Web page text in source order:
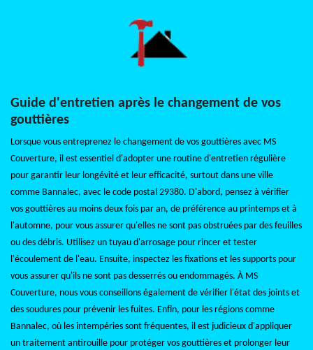
Guide d'entretien après le changement de vos
gouttières
Lorsque vous entreprenez le changement de vos gouttières avec MS
Couverture, il est essentiel d'adopter une routine d'entretien régulière
pour garantir leur longévité et leur efficacité, surtout dans une ville
comme Bannalec, avec le code postal 29380. D'abord, pensez à vérifier
vos gouttières au moins deux fois par an, de préférence au printemps et à
l'automne, pour vous assurer qu'elles ne sont pas obstruées par des feuilles
ou des débris. Utilisez un tuyau d'arrosage pour rincer et tester
l'écoulement de l'eau. Ensuite, inspectez les fixations et les supports pour
vous assurer qu'ils ne sont pas desserrés ou endommagés. À MS
Couverture, nous vous conseillons également de vérifier l'état des joints et
des soudures pour prévenir les fuites. Enfin, pour les régions comme
Bannalec, où les intempéries sont fréquentes, il est judicieux d'appliquer
un traitement antirouille pour protéger vos gouttières et prolonger leur